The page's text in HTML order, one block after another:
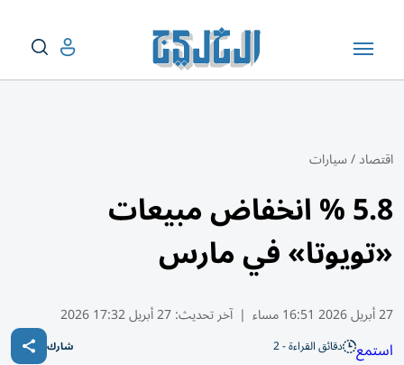
اقتصاد/سيارات
5.8 % انخفاض مبيعات
«تويوتا» في مارس
27 أبريل 2026 16:51 مساء | آخر تحديث:27 أبريل 17:32 2026
استمع دقائق القراءة - 2 شارك